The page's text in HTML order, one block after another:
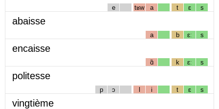
e tʁw a t ɛ s
abaisse
a b ɛː s
encaisse
ɑ̃ k ɛː s
politesse
p ɔ l i t ɛ s
vingtième